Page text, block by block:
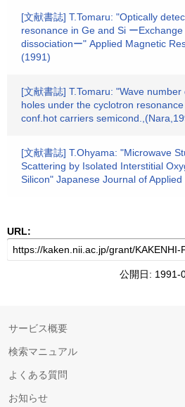
[文献書誌] T.Tomaru: "Optically
resonance in Ge and Si ー
dissociationー" Applied Magnetic
(1991)
[文献書誌] T.Tomaru: "Wave
holes under the cyclotron
conf.hot carriers
[文献書誌] T.Ohyama: "Microwave
Scattering by Isolated Interstitial
Silicon" Japanese Journal of Applied
URL:
公開日:
サービス概要
検索マニュアル
よくある質問
お知らせ